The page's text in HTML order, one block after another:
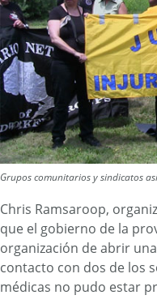
Grupos comunitarios y sindicatos
Chris Ramsaroop,
que el gobierno de la
organización de abrir
contacto con dos de los
médicas no pudo estar